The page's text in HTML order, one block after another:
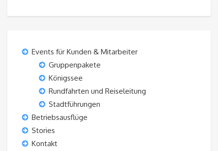
Events für Kunden & Mitarbeiter
Gruppenpakete
Königssee
Rundfahrten und Reiseleitung
Stadtführungen
Betriebsausflüge
Stories
Kontakt